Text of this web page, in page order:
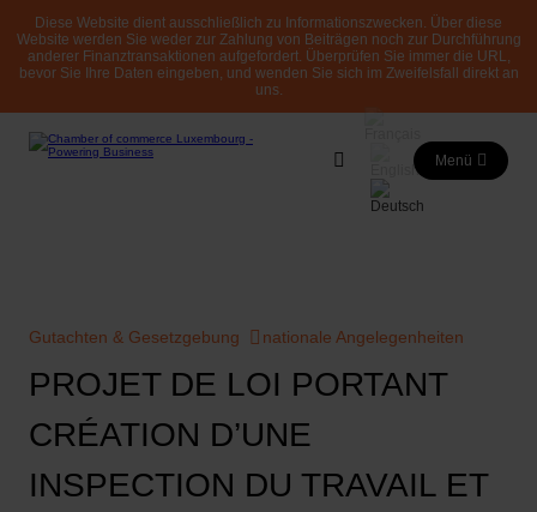
Diese Website dient ausschließlich zu Informationszwecken. Über diese
Website werden Sie weder zur Zahlung von Beiträgen noch zur Durchführung
anderer Finanztransaktionen aufgefordert. Überprüfen Sie immer die URL,
bevor Sie Ihre Daten eingeben, und wenden Sie sich im Zweifelsfall direkt an
uns.
Menü
Gutachten & Gesetzgebung nationale Angelegenheiten
PROJET DE LOI PORTANT
CRÉATION D’UNE
INSPECTION DU TRAVAIL ET